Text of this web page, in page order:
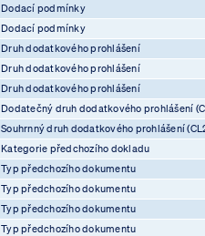
Dodací podmínky
Dodací podmínky
Druh dodatkového prohlášení
Druh dodatkového prohlášení
Druh dodatkového prohlášení
Dodatečný druh dodatkového prohlášení
Souhrnný druh dodatkového prohlášení
Kategorie předchozího dokladu
Typ předchozího dokumentu
Typ předchozího dokumentu
Typ předchozího dokumentu
Typ předchozího dokumentu